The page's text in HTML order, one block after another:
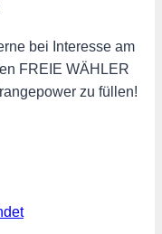
bei Interesse am
FREIE WÄHLER
zu füllen!